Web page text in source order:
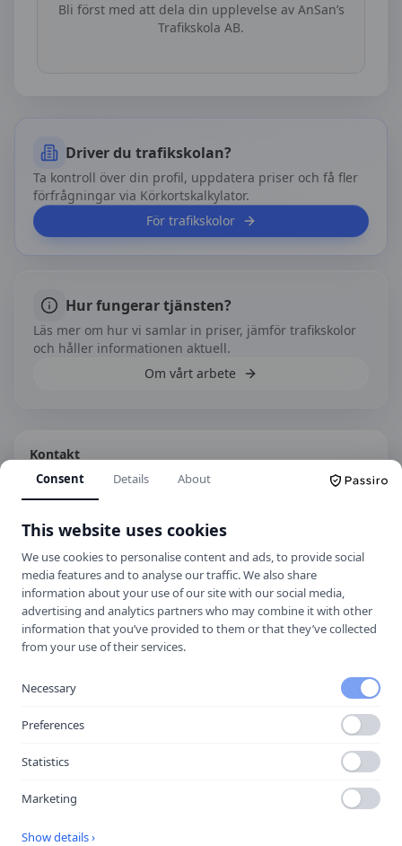
Bli först med att dela din upplevelse av AnSan’s
Trafikskola AB.
Driver du trafikskolan?
Ta kontroll över din profil, uppdatera priser och få fler
förfrågningar via Körkortskalkylator.
För trafikskolor
Hur fungerar tjänsten?
Läs mer om hur vi samlar in priser, jämför trafikskolor
och håller informationen aktuell.
Om vårt arbete
Kontakt
Kaserngatan 61, 802 53 Gävle
Hemsida
Spara som kontakt
Spara i telefonboken
Hitta hit
Consent Details About
This website uses cookies
We use cookies to personalise content and ads, to provide social
media features and to analyse our traffic. We also share
information about your use of our site with our social media,
advertising and analytics partners who may combine it with other
information that you’ve provided to them or that they’ve collected
from your use of their services.
Necessary
Preferences
Statistics
Marketing
Show details ›